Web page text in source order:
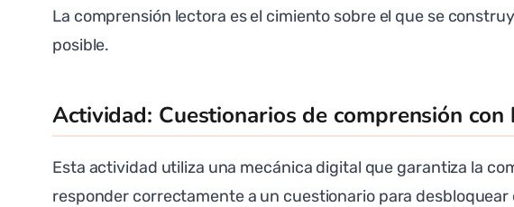
La comprensión lectora es el cimiento sobre el que se
posible.
Actividad: Cuestionarios de comprensión con
Esta actividad utiliza una mecánica digital que garantiza la
responder correctamente a un cuestionario para